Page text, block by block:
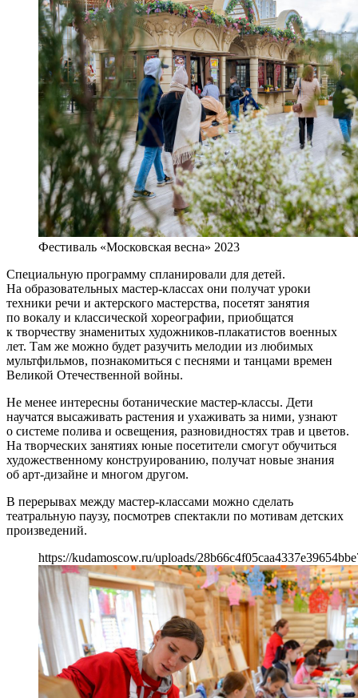
Фестиваль «Московская весна» 2023
Специальную программу спланировали для детей.
На образовательных мастер-классах они получат уроки
техники речи и актерского мастерства, посетят занятия
по вокалу и классической хореографии, приобщатся
к творчеству знаменитых художников-плакатистов военных
лет. Там же можно будет разучить мелодии из любимых
мультфильмов, познакомиться с песнями и танцами времен
Великой Отечественной войны.
Не менее интересны ботанические мастер-классы. Дети
научатся высаживать растения и ухаживать за ними, узнают
о системе полива и освещения, разновидностях трав и цветов.
На творческих занятиях юные посетители смогут обучиться
художественному конструированию, получат новые знания
об арт-дизайне и многом другом.
В перерывах между мастер-классами можно сделать
театральную паузу, посмотрев спектакли по мотивам детских
произведений.
https://kudamoscow.ru/uploads/